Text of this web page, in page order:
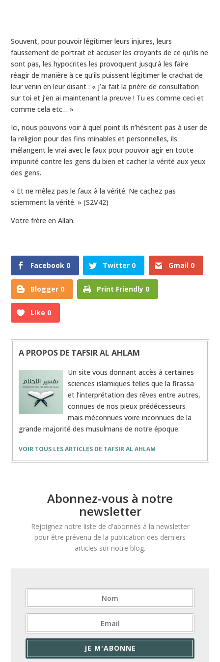
Souvent, pour pouvoir légitimer leurs injures, leurs
faussement de portrait et accuser les croyants de ce qu’ils ne
sont pas, les hypocrites les provoquent jusqu’à les faire
réagir de manière à ce qu’ils puissent légitimer le crachat de
leur venin en leur disant : « j’ai fait la prière de consultation
sur toi et j’en ai maintenant la preuve ! Tu es comme ceci et
comme cela etc… »
Ici, nous pouvons voir à quel point ils n’hésitent pas à user de
la religion pour des fins minables et personnelles, ils
mélangent le vrai avec le faux pour pouvoir agir en toute
impunité contre les gens du bien et cacher la vérité aux yeux
des gens.
« Et ne mêlez pas le faux à la vérité. Ne cachez pas
sciemment la vérité. » (S2V42)
Votre frère en Allah.
Facebook 0 Twitter 0 Gmail 0
Blogger 0 Print Friendly 0
Like 0
A PROPOS DE TAFSIR AL AHLAM
Un site vous donnant accès à certaines
sciences islamiques telles que la firassa
et l’interprétation des rêves entre autres,
connues de nos pieux prédécesseurs
mais méconnues voire inconnues de la
grande majorité des musulmans de notre époque.
VOIR TOUS LES ARTICLES DE TAFSIR AL AHLAM
Abonnez-vous à notre
newsletter
Rejoignez notre liste de d'abonnés à la newsletter
pour être prévenu de la publication des derniers
articles sur notre blog.
JE M'ABONNE